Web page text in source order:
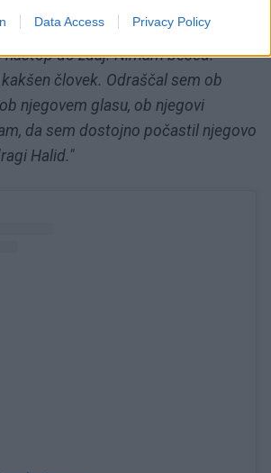
Data Access Privacy Policy
nastopu zapisal: "Najbolj
nastop do zdaj. Nimam besed.
človek. Odraščal sem ob
njegovem glasu, ob njegovi
da sem dostojno počastil njegovo
Halid."